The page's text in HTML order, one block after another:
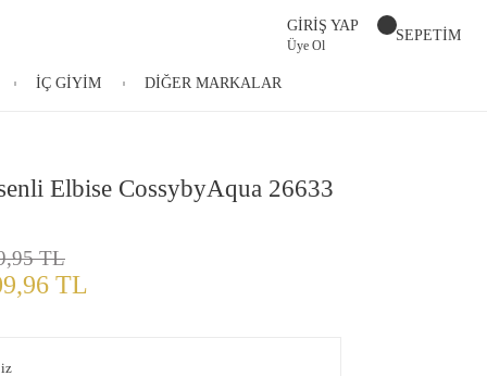
GİRİŞ YAP
Üye Ol
SEPETİM
İÇ GİYİM DİĞER MARKALAR
Elbise CossybyAqua 26633
TL
TL